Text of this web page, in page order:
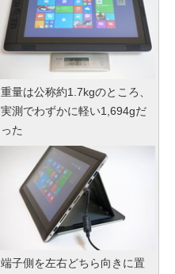
重量は公称約1.7kgのところ、
実測でわずかに軽い1,694gだ
った
端子側を左右どちら向きに置